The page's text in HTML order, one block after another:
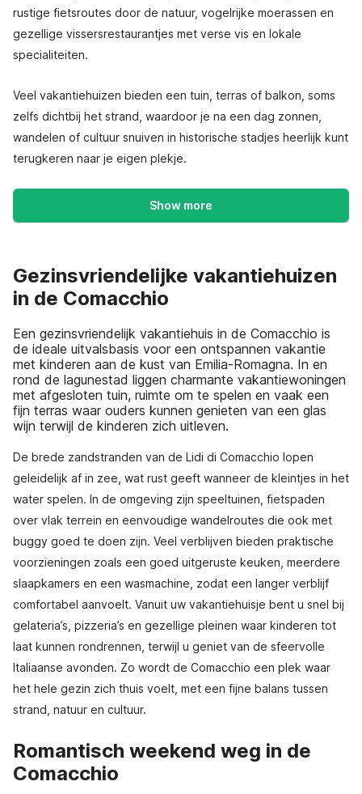
rustige fietsroutes door de natuur, vogelrijke moerassen en
gezellige vissersrestaurantjes met verse vis en lokale
specialiteiten.
Veel vakantiehuizen bieden een tuin, terras of balkon, soms
zelfs dichtbij het strand, waardoor je na een dag zonnen,
wandelen of cultuur snuiven in historische stadjes heerlijk kunt
terugkeren naar je eigen plekje.
Show more
Gezinsvriendelijke vakantiehuizen
in de Comacchio
Een gezinsvriendelijk vakantiehuis in de Comacchio is
de ideale uitvalsbasis voor een ontspannen vakantie
met kinderen aan de kust van Emilia-Romagna. In en
rond de lagunestad liggen charmante vakantiewoningen
met afgesloten tuin, ruimte om te spelen en vaak een
fijn terras waar ouders kunnen genieten van een glas
wijn terwijl de kinderen zich uitleven.
De brede zandstranden van de Lidi di Comacchio lopen
geleidelijk af in zee, wat rust geeft wanneer de kleintjes in het
water spelen. In de omgeving zijn speeltuinen, fietspaden
over vlak terrein en eenvoudige wandelroutes die ook met
buggy goed te doen zijn. Veel verblijven bieden praktische
voorzieningen zoals een goed uitgeruste keuken, meerdere
slaapkamers en een wasmachine, zodat een langer verblijf
comfortabel aanvoelt. Vanuit uw vakantiehuisje bent u snel bij
gelateria’s, pizzeria’s en gezellige pleinen waar kinderen tot
laat kunnen rondrennen, terwijl u geniet van de sfeervolle
Italiaanse avonden. Zo wordt de Comacchio een plek waar
het hele gezin zich thuis voelt, met een fijne balans tussen
strand, natuur en cultuur.
Romantisch weekend weg in de
Comacchio